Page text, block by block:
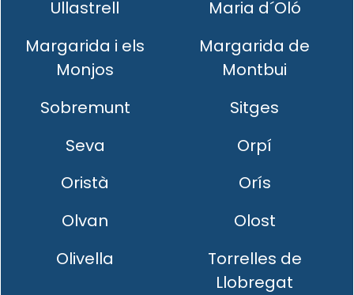
Ullastrell
Maria d´Oló
Margarida i els
Monjos
Margarida de
Montbui
Sobremunt
Sitges
Seva
Orpí
Oristà
Orís
Olvan
Olost
Olivella
Torrelles de
Llobregat